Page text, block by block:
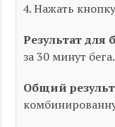
Нажать
Результат для
за 30 минут бега.
Общий